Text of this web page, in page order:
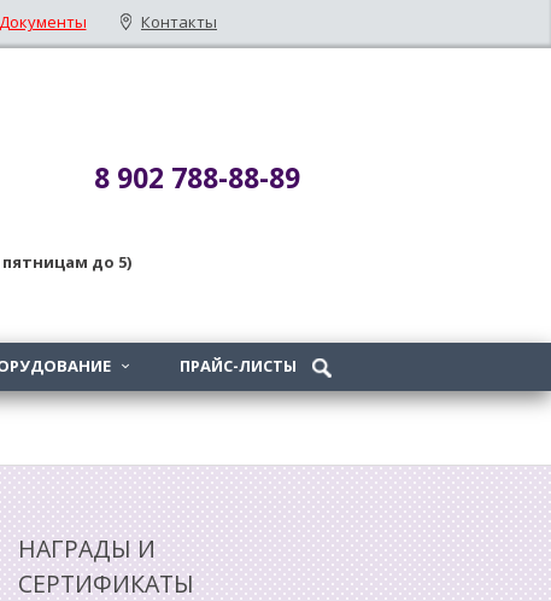
Документы Контакты
8 902 788-88-89
пятницам до 5)
 ПРАЙС-ЛИСТЫ
НАГРАДЫ И
СЕРТИФИКАТЫ